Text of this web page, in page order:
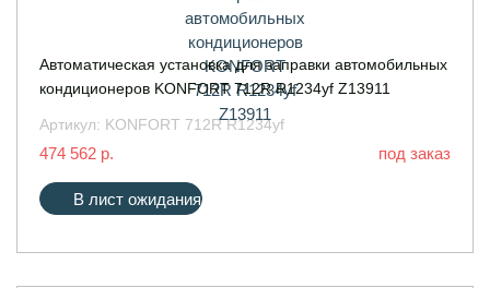
Автоматическая установка для заправки автомобильных
кондиционеров KONFORT 712R R1234yf Z13911
Артикул: KONFORT 712R R1234yf
474 562 р. под заказ
В лист ожидания